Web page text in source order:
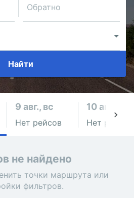
Обратно
Найти
9 авг., вс
Нет рейсов
10 авг., пн
Нет рейсов
не найдено
точки маршрута или
фильтров.